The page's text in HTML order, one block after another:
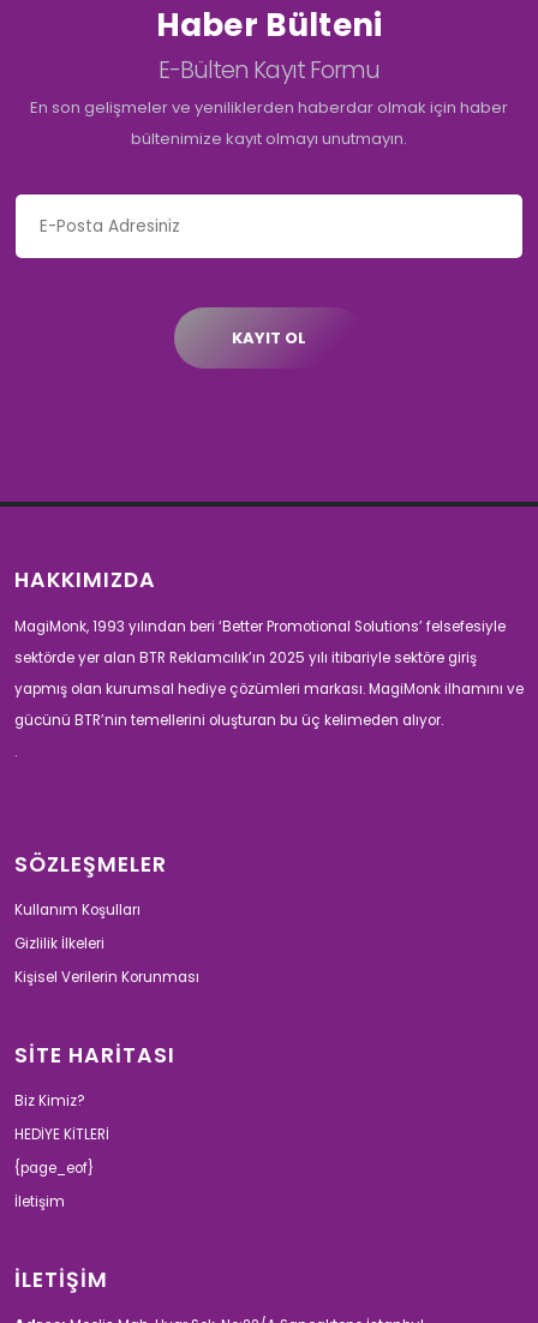
Haber Bülteni
E-Bülten Kayıt Formu
En son gelişmeler ve yeniliklerden haberdar olmak için haber
bültenimize kayıt olmayı unutmayın.
KAYIT OL
HAKKIMIZDA
MagiMonk, 1993 yılından beri ‘Better Promotional Solutions’ felsefesiyle
sektörde yer alan BTR Reklamcılık’ın 2025 yılı itibariyle sektöre giriş
yapmış olan kurumsal hediye çözümleri markası. MagiMonk ilhamını ve
gücünü BTR’nin temellerini oluşturan bu üç kelimeden alıyor.
.
SÖZLEŞMELER
Kullanım Koşulları
Gizlilik İlkeleri
Kişisel Verilerin Korunması
SİTE HARİTASI
Biz Kimiz?
HEDİYE KİTLERİ
{page_eof}
İletişim
İLETİŞİM